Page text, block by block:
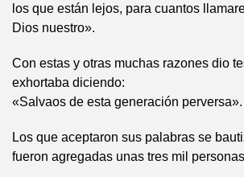
los que están lejos, para cuantos
Dios nuestro».
Con estas y otras muchas razones dio
exhortaba diciendo:
«Salvaos de esta generación perversa».
Los que aceptaron sus palabras se
fueron agregadas unas tres mil